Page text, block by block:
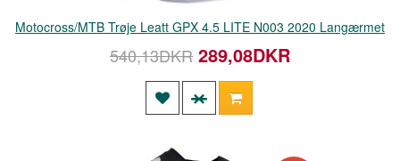
Motocross/MTB Trøje Leatt GPX 4.5 LITE N003 2020 Langærmet
540,13DKR 289,08DKR